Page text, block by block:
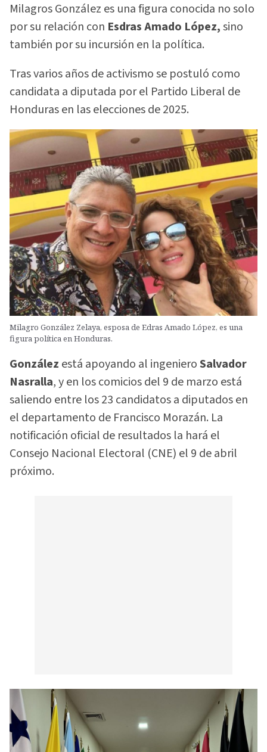
Milagros González es una figura conocida no solo
por su relación con Esdras Amado López,sino
también por su incursión en la política.
Tras varios años de activismo se postuló como
candidata a diputada por el Partido Liberal de
Honduras en las elecciones de 2025.
Milagro González Zelaya, esposa de Edras Amado López, es una
figura política en Honduras.
González está apoyando al ingenieroSalvador
Nasralla, y en los comicios del 9 de marzo está
saliendo entre los 23 candidatos a diputados en
el departamento de Francisco Morazán. La
notificación oficial de resultados la hará el
Consejo Nacional Electoral (CNE) el 9 de abril
próximo.